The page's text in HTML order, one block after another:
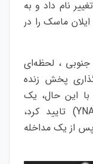
جنوبی هک شد و به SpaceX Invest تغییر نام داد و به
ماسک را در
جنوبی ، لحظه‌ای
پخش زنده
با این حال، یک
گزارش محلی از خبرگزاری یونهاپ (YNA) تایید کرد،
از یک مداخله